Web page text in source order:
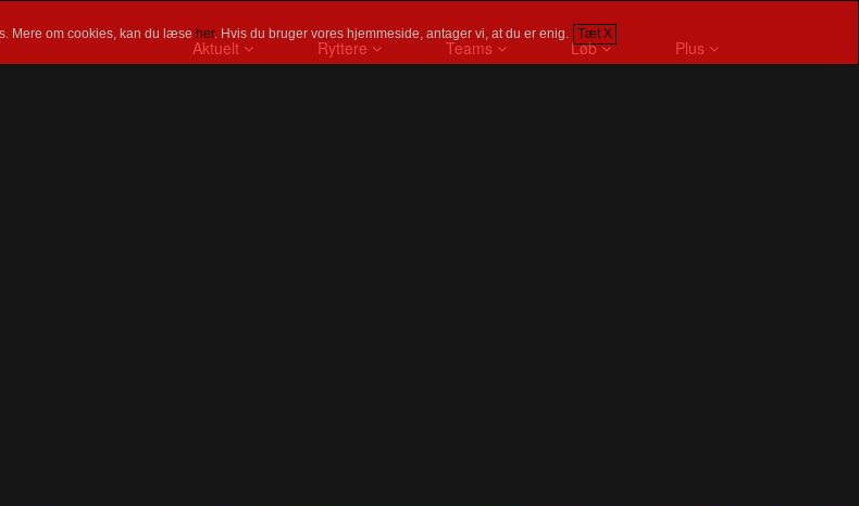
Mere om cookies, kan du læse her. Hvis du bruger vores hjemmeside, antager vi, at du er enig. Tæt X
Aktuelt Ryttere Teams Løb Plus